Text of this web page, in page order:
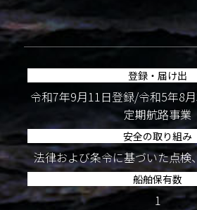
登録・届け出
令和7年9月11日登録/令和5年8
定期航路事業
安全の取り組み
法律および条令に基づいた点検
船舶保有数
1